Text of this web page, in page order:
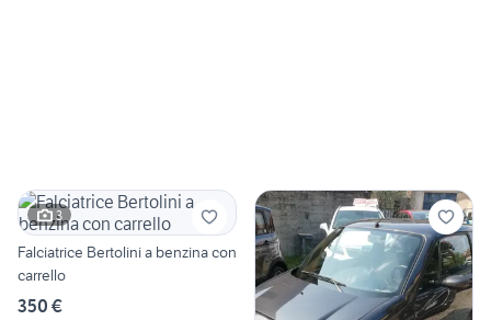
3
Falciatrice Bertolini a benzina con
carrello
350 €